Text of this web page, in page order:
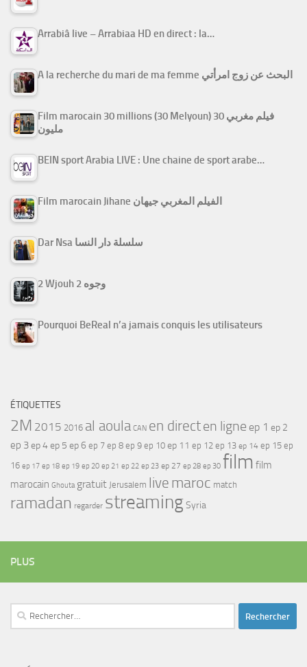
Arrabiâ live – Arrabiaa HD en direct : la…
A la recherche du mari de ma femme البحث عن زوج امرأتي
Film marocain 30 millions (30 Melyoun) فيلم مغربي 30
مليون
BEIN sport Arabia LIVE : Une chaine de sport arabe…
Film marocain Jihane الفيلم المغربي جيهان
Dar Nsa سلسلة دار النسا
2 Wjouh 2 وجوه
Pourquoi BeReal n’a jamais conquis les utilisateurs
ÉTIQUETTES
2M 2015 2016 al aoula CAN en directen ligne ep 1 ep 2
ep 3ep 4ep 5 ep 6 ep 7 ep 8 ep 9 ep 10 ep 11 ep 12 ep 13 ep 14 ep 15 ep
16 ep 17 ep 18 ep 19 ep 20 ep 21 ep 22 ep 23 ep 27 ep 28 ep 30 film film
marocain Ghouta gratuit Jerusalem live maroc match
ramadan regarder streamingSyria
PLUS
Rechercher :